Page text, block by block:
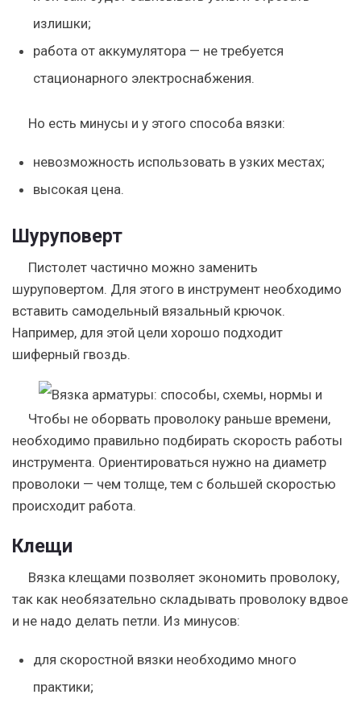
излишки;
работа от аккумулятора — не требуется
стационарного электроснабжения.
Но есть минусы и у этого способа вязки:
невозможность использовать в узких местах;
высокая цена.
Шуруповерт
Пистолет частично можно заменить
шуруповертом. Для этого в инструмент необходимо
вставить самодельный вязальный крючок.
Например, для этой цели хорошо подходит
шиферный гвоздь.
Чтобы не оборвать проволоку раньше времени,
необходимо правильно подбирать скорость работы
инструмента. Ориентироваться нужно на диаметр
проволоки — чем толще, тем с большей скоростью
происходит работа.
Клещи
Вязка клещами позволяет экономить проволоку,
так как необязательно складывать проволоку вдвое
и не надо делать петли. Из минусов:
для скоростной вязки необходимо много
практики;